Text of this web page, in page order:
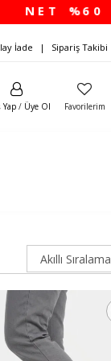
İade Sipariş Takibi
Yap / Üye Ol Favorilerim